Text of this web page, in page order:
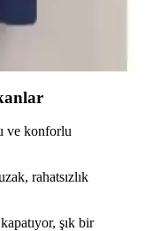
kullanıcı
Yüksek kalite, emicilik
ve konforlu
rahatsızlık
şık bir